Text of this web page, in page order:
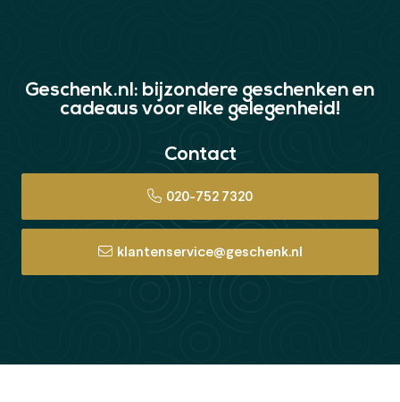
Geschenk.nl: bijzondere geschenken en
cadeaus voor elke gelegenheid!
Contact
020-752 7320
klantenservice@geschenk.nl